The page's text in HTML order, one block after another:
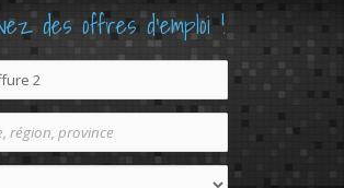
des offres d'emploi !